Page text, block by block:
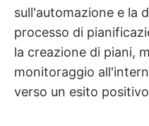
sull'automazione e la
processo di
la creazione di piani,
monitoraggio
verso un esito